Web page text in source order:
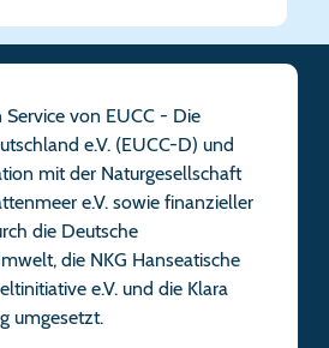
Service von EUCC - Die
e.V. (EUCC-D) und
mit der Naturgesellschaft
e.V. sowie finanzieller
die Deutsche
die NKG Hanseatische
e.V. und die Klara
umgesetzt.